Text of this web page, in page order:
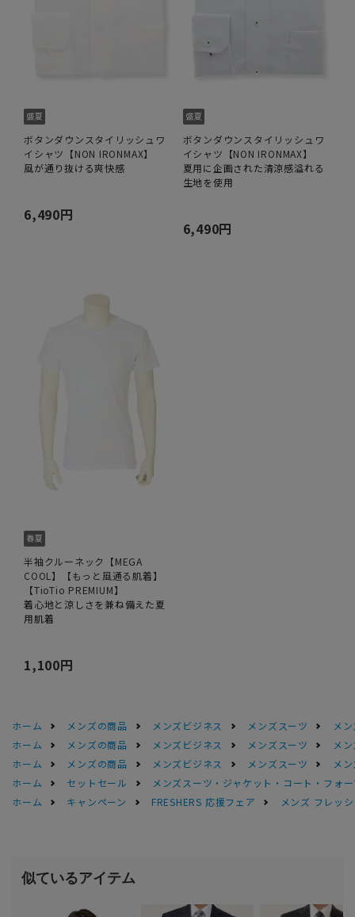
ボタンダウンスタイリッシュワ
イシャツ【NON IRONMAX】
風が通り抜ける爽快感
6,490円
ボタンダウンスタイリッシュワ
イシャツ【NON IRONMAX】
夏用に企画された清涼感溢れる
生地を使用
6,490円
半袖クルーネック【MEGA
COOL】【もっと風通る肌着】
【TioTio PREMIUM】
着心地と涼しさを兼ね備えた夏
用肌着
1,100円
ホーム メンズの商品 メンズビジネス メンズスーツ
メ
ホーム
メンズの商品 メンズビジネス メンズスーツ
メ
ホーム
メンズの商品 メンズビジネス メンズスーツ
メ
ホーム
セットセール
メンズスーツ・ジャケット・コート・フォ
ホーム
キャンペーン FRESHERS 応援フェア メンズ フレッ